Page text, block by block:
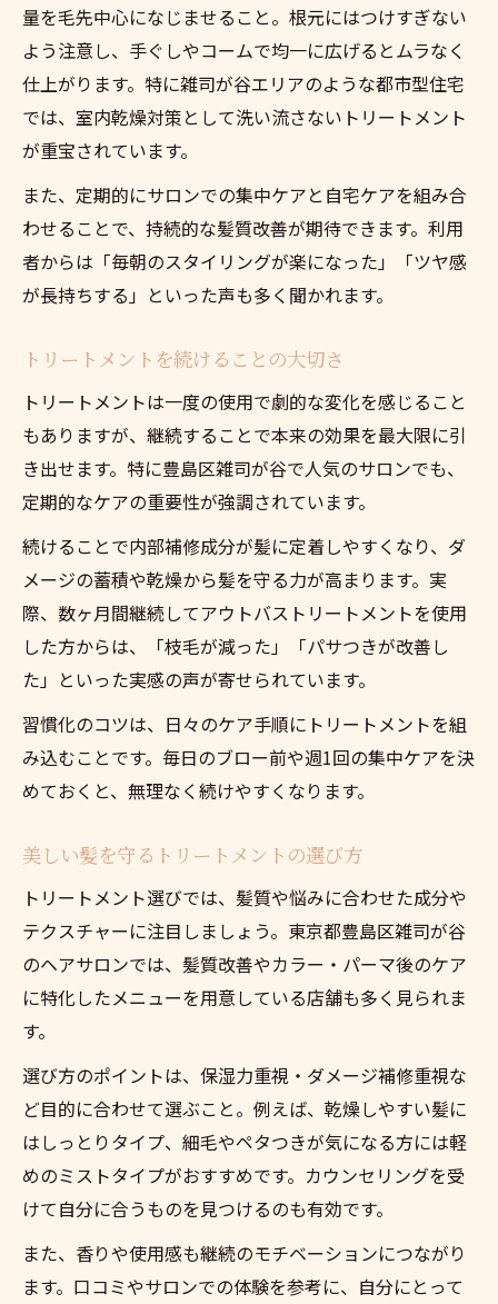
量を毛先中心になじませること。根元にはつけすぎない
よう注意し、手ぐしやコームで均一に広げるとムラなく
仕上がります。特に雑司が谷エリアのような都市型住宅
では、室内乾燥対策として洗い流さないトリートメント
が重宝されています。
また、定期的にサロンでの集中ケアと自宅ケアを組み合
わせることで、持続的な髪質改善が期待できます。利用
者からは「毎朝のスタイリングが楽になった」「ツヤ感
が長持ちする」といった声も多く聞かれます。
トリートメントを続けることの大切さ
トリートメントは一度の使用で劇的な変化を感じること
もありますが、継続することで本来の効果を最大限に引
き出せます。特に豊島区雑司が谷で人気のサロンでも、
定期的なケアの重要性が強調されています。
続けることで内部補修成分が髪に定着しやすくなり、ダ
メージの蓄積や乾燥から髪を守る力が高まります。実
際、数ヶ月間継続してアウトバストリートメントを使用
した方からは、「枝毛が減った」「パサつきが改善し
た」といった実感の声が寄せられています。
習慣化のコツは、日々のケア手順にトリートメントを組
み込むことです。毎日のブロー前や週1回の集中ケアを決
めておくと、無理なく続けやすくなります。
美しい髪を守るトリートメントの選び方
トリートメント選びでは、髪質や悩みに合わせた成分や
テクスチャーに注目しましょう。東京都豊島区雑司が谷
のヘアサロンでは、髪質改善やカラー・パーマ後のケア
に特化したメニューを用意している店舗も多く見られま
す。
選び方のポイントは、保湿力重視・ダメージ補修重視な
ど目的に合わせて選ぶこと。例えば、乾燥しやすい髪に
はしっとりタイプ、細毛やペタつきが気になる方には軽
めのミストタイプがおすすめです。カウンセリングを受
けて自分に合うものを見つけるのも有効です。
また、香りや使用感も継続のモチベーションにつながり
ます。口コミやサロンでの体験を参考に、自分にとって